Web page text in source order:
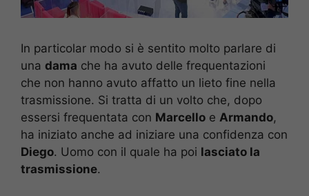
In particolar modo si è sentito molto parlare di
una dama che ha avuto delle frequentazioni
che non hanno avuto affatto un lieto fine nella
trasmissione. Si tratta di un volto che, dopo
essersi frequentata con Marcello e Armando,
ha iniziato anche ad iniziare una confidenza con
Diego. Uomo con il quale ha poi lasciato la
trasmissione.